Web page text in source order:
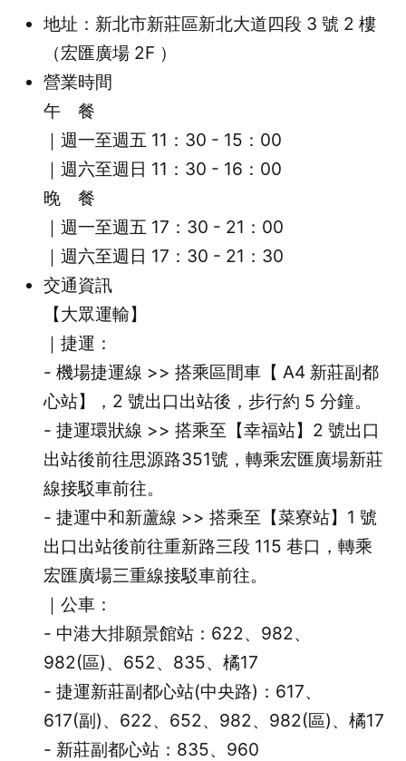
地址：新北市新莊區新北大道四段 3 號 2 樓
（宏匯廣場 2F ）
營業時間
午 餐
｜週一至週五 11：30 - 15：00
｜週六至週日 11：30 - 16：00
晚 餐
｜週一至週五 17：30 - 21：00
｜週六至週日 17：30 - 21：30
交通資訊
【大眾運輸】
｜捷運：
- 機場捷運線 >> 搭乘區間車【 A4 新莊副都
心站】，2 號出口出站後，步行約 5 分鐘。
- 捷運環狀線 >> 搭乘至【幸福站】2 號出口
出站後前往思源路351號，轉乘宏匯廣場新莊
線接駁車前往。
- 捷運中和新蘆線 >> 搭乘至【菜寮站】1 號
出口出站後前往重新路三段 115 巷口，轉乘
宏匯廣場三重線接駁車前往。
｜公車：
- 中港大排願景館站：622、982、
982(區)、652、835、橘17
- 捷運新莊副都心站(中央路)：617、
617(副)、622、652、982、982(區)、橘17
- 新莊副都心站：835、960